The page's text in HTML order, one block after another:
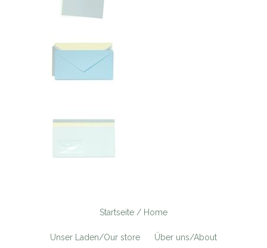
Startseite / Home
Unser Laden/Our store Über uns/About